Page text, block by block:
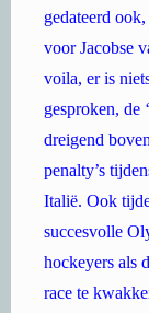
gedateerd
voor Jacobse
voila, er is
gesproken, de
dreigend
penalty’s
Italië. Ook
succesvolle
hockeyers als
race te